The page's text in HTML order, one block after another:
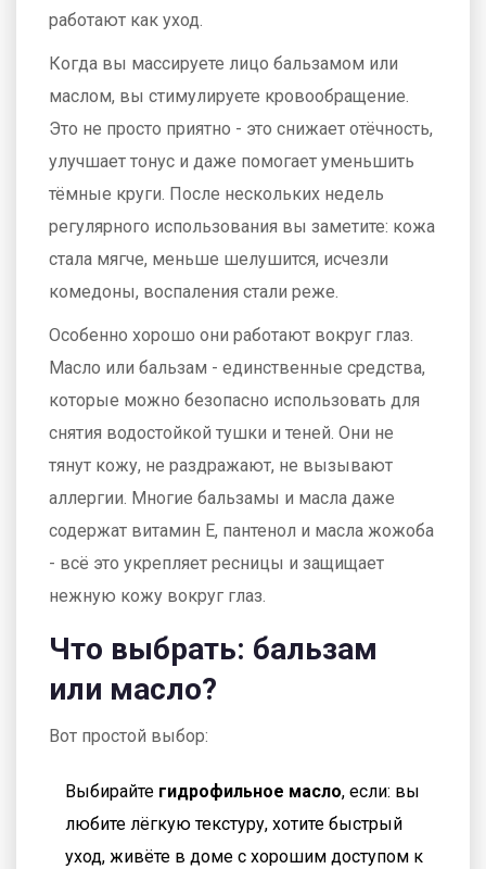
работают как уход.
Когда вы массируете лицо бальзамом или
маслом, вы стимулируете кровообращение.
Это не просто приятно - это снижает отёчность,
улучшает тонус и даже помогает уменьшить
тёмные круги. После нескольких недель
регулярного использования вы заметите: кожа
стала мягче, меньше шелушится, исчезли
комедоны, воспаления стали реже.
Особенно хорошо они работают вокруг глаз.
Масло или бальзам - единственные средства,
которые можно безопасно использовать для
снятия водостойкой тушки и теней. Они не
тянут кожу, не раздражают, не вызывают
аллергии. Многие бальзамы и масла даже
содержат витамин Е, пантенол и масла жожоба
- всё это укрепляет ресницы и защищает
нежную кожу вокруг глаз.
Что выбрать: бальзам
или масло?
Вот простой выбор:
Выбирайте гидрофильное масло, если: вы
любите лёгкую текстуру, хотите быстрый
уход, живёте в доме с хорошим доступом к